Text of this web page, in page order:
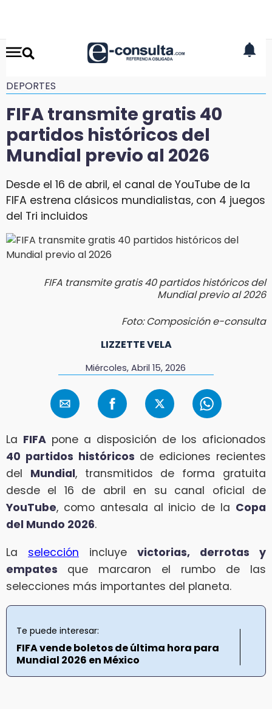
DEPORTES
FIFA transmite gratis 40
partidos históricos del
Mundial previo al 2026
Desde el 16 de abril, el canal de YouTube de la
FIFA estrena clásicos mundialistas, con 4 juegos
del Tri incluidos
FIFA transmite gratis 40 partidos históricos del
Mundial previo al 2026
Foto: Composición e-consulta
LIZZETTE VELA
Miércoles, Abril 15, 2026
La FIFA pone a disposición de los aficionados
40 partidos históricos de ediciones recientes
del Mundial, transmitidos de forma gratuita
desde el 16 de abril en su canal oficial de
YouTube, como antesala al inicio de la Copa
del Mundo 2026.
La selección incluye victorias, derrotas y
empates que marcaron el rumbo de las
selecciones más importantes del planeta.
Te puede interesar:
FIFA vende boletos de última hora para
Mundial 2026 en México